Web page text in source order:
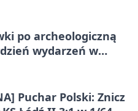
po archeologiczną
wydarzeń w
Puchar Polski: Znicz